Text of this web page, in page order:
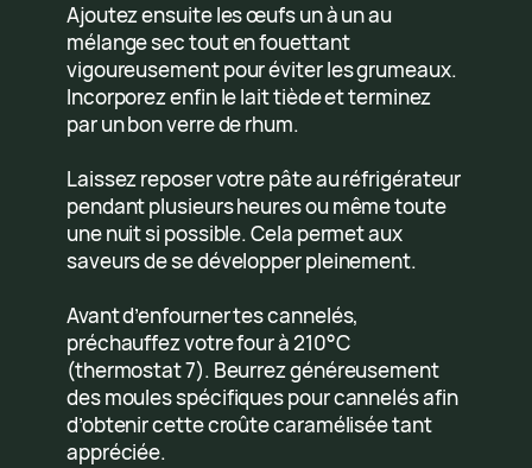
Ajoutez ensuite les œufs un à un au
mélange sec tout en fouettant
vigoureusement pour éviter les grumeaux.
Incorporez enfin le lait tiède et terminez
par un bon verre de rhum.
Laissez reposer votre pâte au réfrigérateur
pendant plusieurs heures ou même toute
une nuit si possible. Cela permet aux
saveurs de se développer pleinement.
Avant d’enfourner tes cannelés,
préchauffez votre four à 210°C
(thermostat 7). Beurrez généreusement
des moules spécifiques pour cannelés afin
d’obtenir cette croûte caramélisée tant
appréciée.